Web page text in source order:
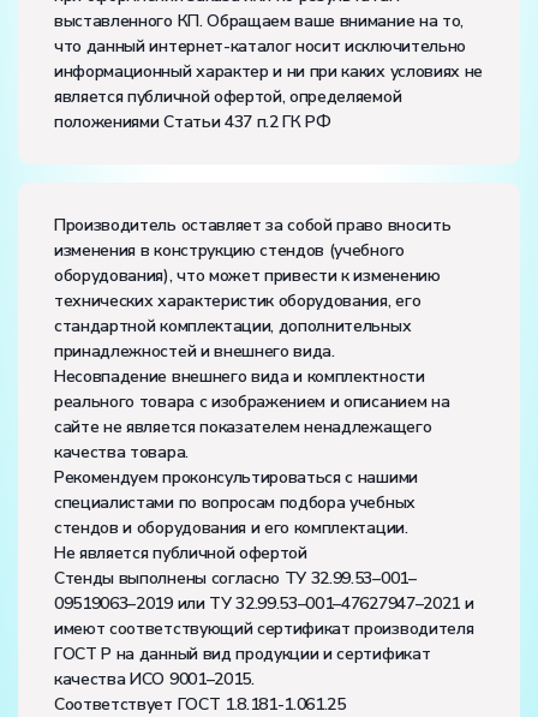
напряжение, В:380
частота, Гц:50
Класс защиты от поражения электрическим током:
Диапазон рабочих температур, ˚С:+10…+35
Влажность, %:до 80
выставленного КП. Обращаем ваше внимание на то,
что данный интернет-каталог носит исключительно
информационный характер и ни при каких условиях не
является публичной офертой, определяемой
положениями Статьи 437 п.2 ГК РФ
Производитель оставляет за собой право вносить
изменения в конструкцию стендов (учебного
оборудования), что может привести к изменению
технических характеристик оборудования, его
стандартной комплектации, дополнительных
принадлежностей и внешнего вида.
Несовпадение внешнего вида и комплектности
реального товара с изображением и описанием на
сайте не является показателем ненадлежащего
качества товара.
Рекомендуем проконсультироваться с нашими
специалистами по вопросам подбора учебных
стендов и оборудования и его комплектации.
Не является публичной офертой
Стенды выполнены согласно ТУ 32.99.53–001–
09519063–2019 или ТУ 32.99.53–001–47627947–2021 и
имеют соответствующий сертификат производителя
ГОСТ Р на данный вид продукции и сертификат
качества ИСО 9001–2015.
Соответствует ГОСТ 1.8.181-1.061.25